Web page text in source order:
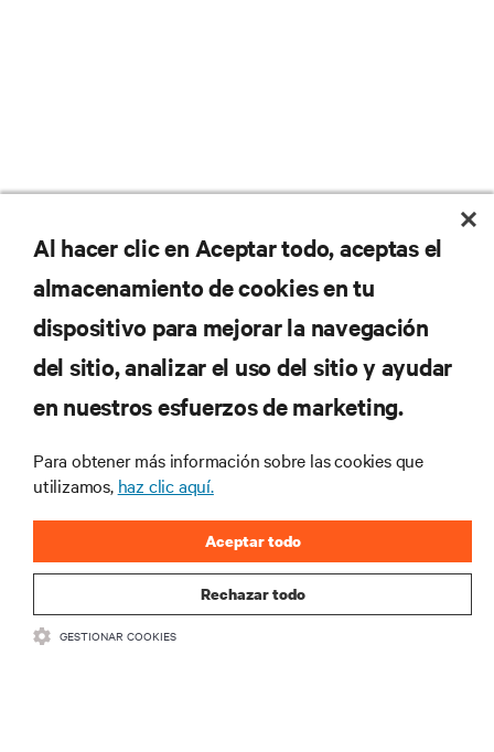
Suscríbete para conocer las últimas tendencias
tecnológicas
y perspectivas de expertos sobre gestión de
centros de datos y gestión de infraestructuras.
Al hacer clic en Aceptar todo, aceptas el
almacenamiento de cookies en tu
dispositivo para mejorar la navegación
del sitio, analizar el uso del sitio y ayudar
en nuestros esfuerzos de marketing.
Para obtener más información sobre las cookies que
utilizamos, haz clic aquí.
Rechazar todo
Aceptar todo
GESTIONAR COOKIES